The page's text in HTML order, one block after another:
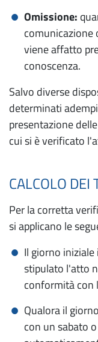
Omissione:
comunicazione
viene affatto
conoscenza.
Salvo diverse
determinati
presentazione
cui si è verificato
CALCOLO DEI
Per la corretta
si applicano le
Il giorno
stipulato l'atto
conformità con
Qualora il
con un sabato